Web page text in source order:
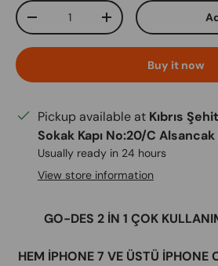
Qty
Decrease quantityIncrease quantity
Buy it now
Pickup available at Kıbrıs
Sokak Kapı No:20/C
Usually ready in 24 hours
View store information
​GO-DES 2 İN 1 ÇOK
HEM İPHONE 7 VE ÜSTÜ İPHONE